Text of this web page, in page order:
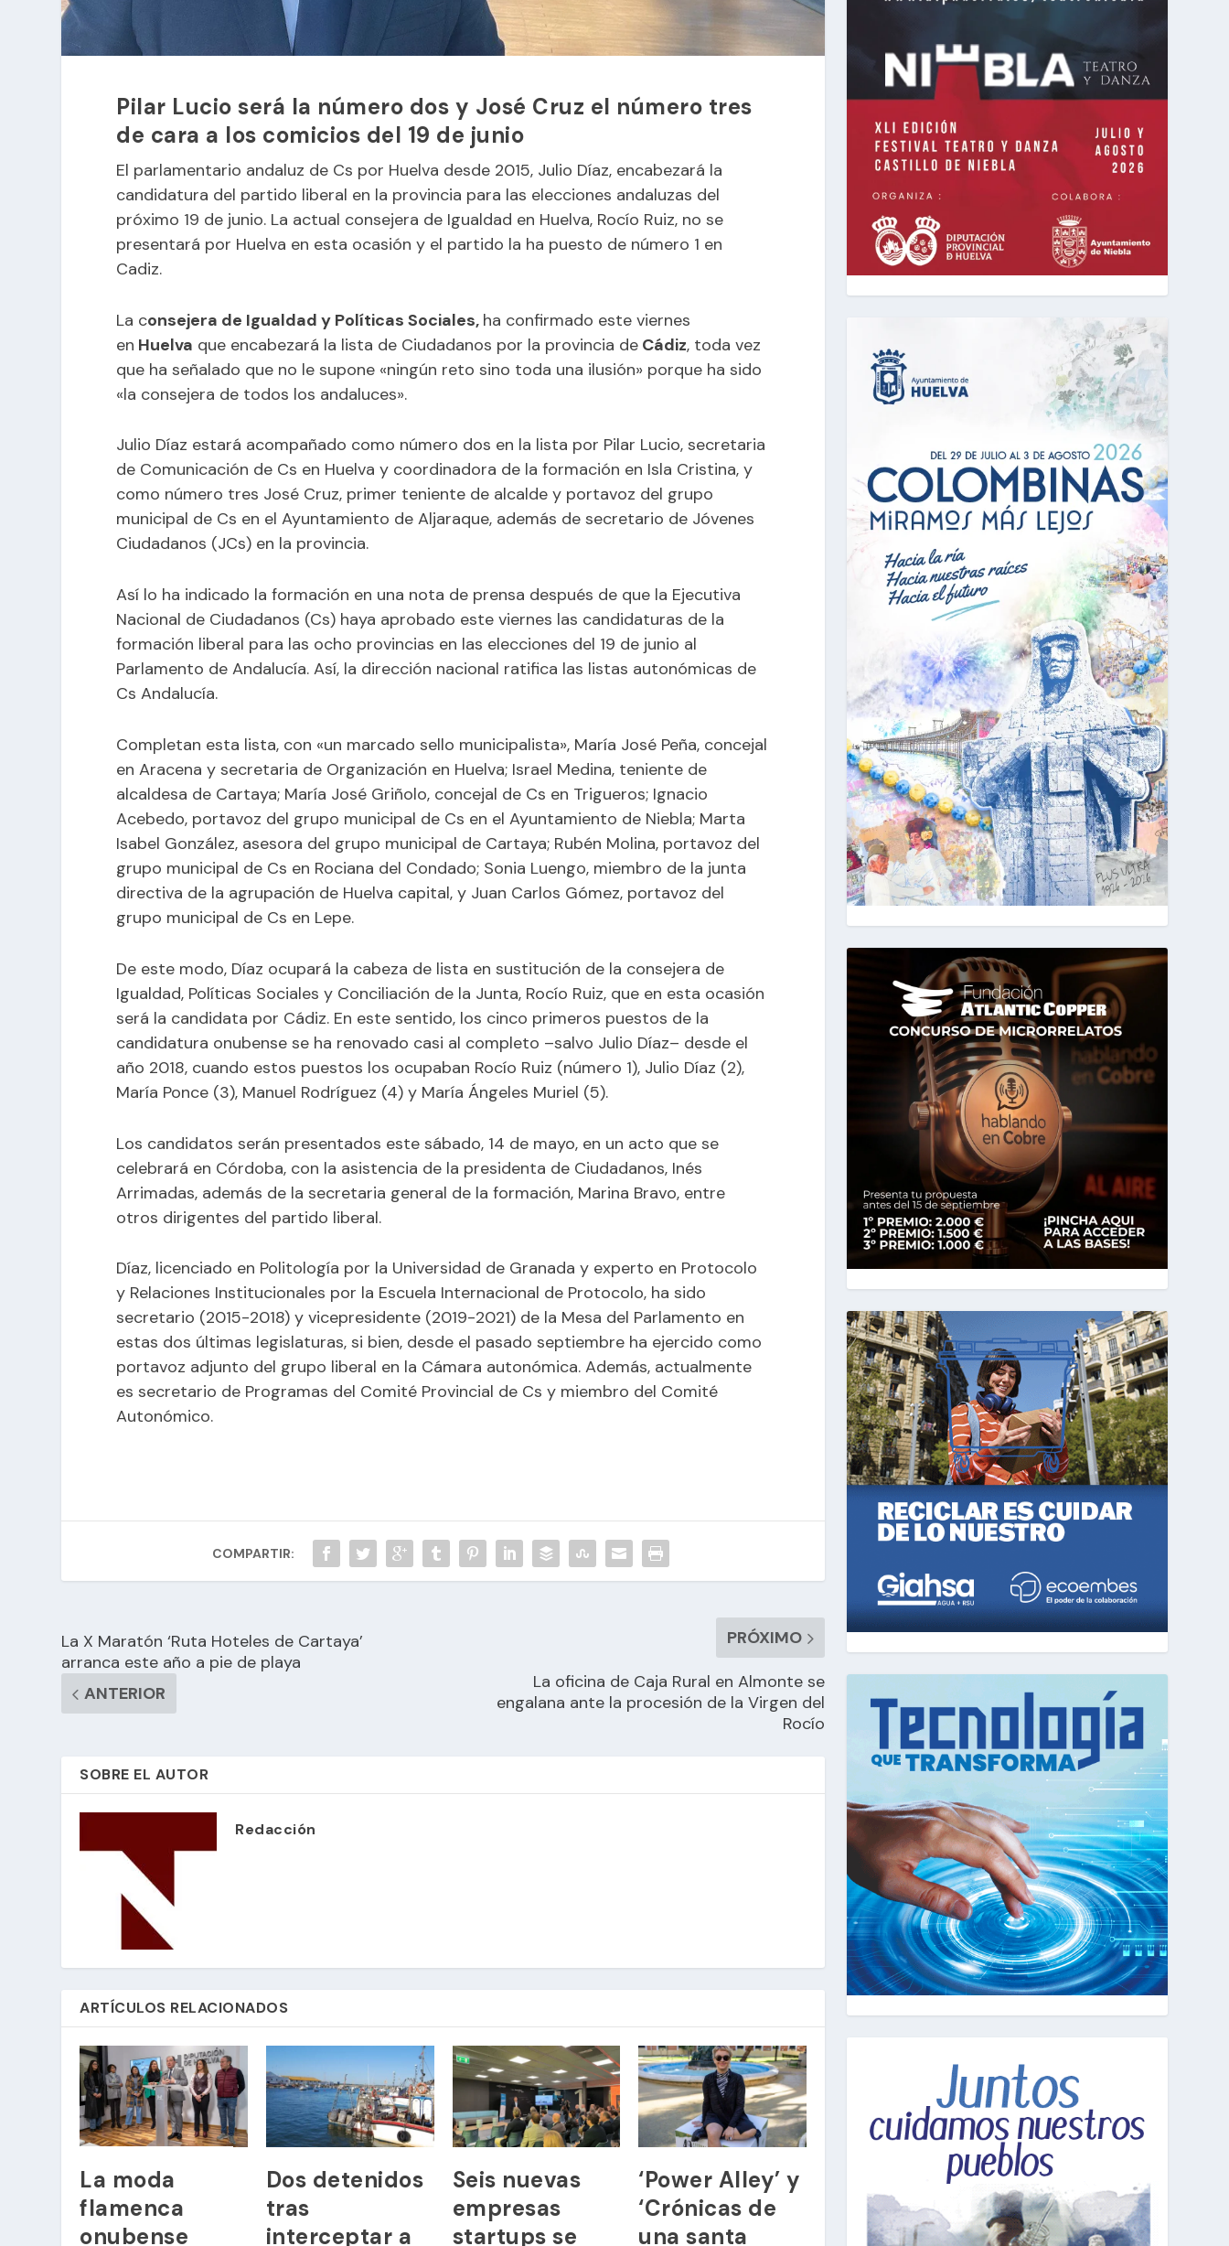
Pilar Lucio será la número dos y José Cruz el número tres
de cara a los comicios del 19 de junio
El parlamentario andaluz de Cs por Huelva desde 2015, Julio Díaz, encabezará la
candidatura del partido liberal en la provincia para las elecciones andaluzas del
próximo 19 de junio. La actual consejera de Igualdad en Huelva, Rocío Ruiz, no se
presentará por Huelva en esta ocasión y el partido la ha puesto de número 1 en
Cadiz.
La consejera de Igualdad y Políticas Sociales, ha confirmado este viernes
en Huelva que encabezará la lista de Ciudadanos por la provincia de Cádiz, toda vez
que ha señalado que no le supone «ningún reto sino toda una ilusión» porque ha sido
«la consejera de todos los andaluces».
Julio Díaz estará acompañado como número dos en la lista por Pilar Lucio, secretaria
de Comunicación de Cs en Huelva y coordinadora de la formación en Isla Cristina, y
como número tres José Cruz, primer teniente de alcalde y portavoz del grupo
municipal de Cs en el Ayuntamiento de Aljaraque, además de secretario de Jóvenes
Ciudadanos (JCs) en la provincia.
Así lo ha indicado la formación en una nota de prensa después de que la Ejecutiva
Nacional de Ciudadanos (Cs) haya aprobado este viernes las candidaturas de la
formación liberal para las ocho provincias en las elecciones del 19 de junio al
Parlamento de Andalucía. Así, la dirección nacional ratifica las listas autonómicas de
Cs Andalucía.
Completan esta lista, con «un marcado sello municipalista», María José Peña, concejal
en Aracena y secretaria de Organización en Huelva; Israel Medina, teniente de
alcaldesa de Cartaya; María José Griñolo, concejal de Cs en Trigueros; Ignacio
Acebedo, portavoz del grupo municipal de Cs en el Ayuntamiento de Niebla; Marta
Isabel González, asesora del grupo municipal de Cartaya; Rubén Molina, portavoz del
grupo municipal de Cs en Rociana del Condado; Sonia Luengo, miembro de la junta
directiva de la agrupación de Huelva capital, y Juan Carlos Gómez, portavoz del
grupo municipal de Cs en Lepe.
De este modo, Díaz ocupará la cabeza de lista en sustitución de la consejera de
Igualdad, Políticas Sociales y Conciliación de la Junta, Rocío Ruiz, que en esta ocasión
será la candidata por Cádiz. En este sentido, los cinco primeros puestos de la
candidatura onubense se ha renovado casi al completo –salvo Julio Díaz– desde el
año 2018, cuando estos puestos los ocupaban Rocío Ruiz (número 1), Julio Díaz (2),
María Ponce (3), Manuel Rodríguez (4) y María Ángeles Muriel (5).
Los candidatos serán presentados este sábado, 14 de mayo, en un acto que se
celebrará en Córdoba, con la asistencia de la presidenta de Ciudadanos, Inés
Arrimadas, además de la secretaria general de la formación, Marina Bravo, entre
otros dirigentes del partido liberal.
Díaz, licenciado en Politología por la Universidad de Granada y experto en Protocolo
y Relaciones Institucionales por la Escuela Internacional de Protocolo, ha sido
secretario (2015-2018) y vicepresidente (2019-2021) de la Mesa del Parlamento en
estas dos últimas legislaturas, si bien, desde el pasado septiembre ha ejercido como
portavoz adjunto del grupo liberal en la Cámara autonómica. Además, actualmente
es secretario de Programas del Comité Provincial de Cs y miembro del Comité
Autonómico.
COMPARTIR:
La X Maratón ‘Ruta Hoteles de Cartaya’
arranca este año a pie de playa
ANTERIOR
PRÓXIMO
La oficina de Caja Rural en Almonte se
engalana ante la procesión de la Virgen del
Rocío
SOBRE EL AUTOR
Redacción
ARTÍCULOS RELACIONADOS
La moda
flamenca
onubense
Dos detenidos
tras
interceptar a
Seis nuevas
empresas
startups se
‘Power Alley’ y
‘Crónicas de
una santa